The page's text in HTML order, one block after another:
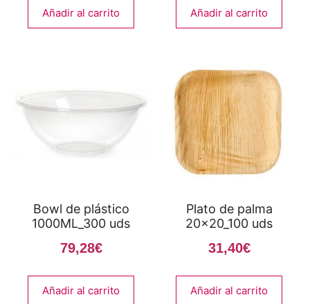
Añadir al carrito Añadir al carrito
Bowl de plástico
1000ML_300 uds
79,28€
Añadir al carrito
Plato de palma
20x20_100 uds
31,40€
Añadir al carrito